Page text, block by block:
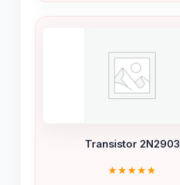
Transistor 2N2903